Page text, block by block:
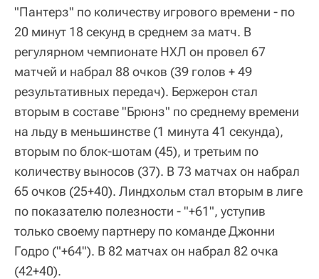
"Пантерз" по количеству игрового времени - по
20 минут 18 секунд в среднем за матч. В
регулярном чемпионате НХЛ он провел 67
матчей и набрал 88 очков (39 голов + 49
результативных передач). Бержерон стал
вторым в составе "Брюнз" по среднему времени
на льду в меньшинстве (1 минута 41 секунда),
вторым по блок-шотам (45), и третьим по
количеству выносов (37). В 73 матчах он набрал
65 очков (25+40). Линдхольм стал вторым в лиге
по показателю полезности - "+61", уступив
только своему партнеру по команде Джонни
Годро ("+64"). В 82 матчах он набрал 82 очка
(42+40).